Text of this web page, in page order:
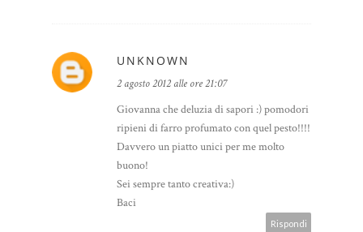
UNKNOWN
2 agosto 2012 alle ore 21:07
Giovanna che deluzia di sapori :) pomodori
ripieni di farro profumato con quel pesto!!!!
Davvero un piatto unici per me molto
buono!
Sei sempre tanto creativa:)
Baci
Rispondi